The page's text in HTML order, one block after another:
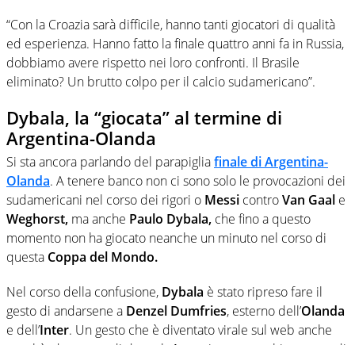
“Con la Croazia sarà difficile, hanno tanti giocatori di qualità
ed esperienza. Hanno fatto la finale quattro anni fa in Russia,
dobbiamo avere rispetto nei loro confronti. Il Brasile
eliminato? Un brutto colpo per il calcio sudamericano”.
Dybala, la “giocata” al termine di
Argentina-Olanda
Si sta ancora parlando del parapigliafinale diArgentina-
Olanda. A tenere banco non ci sono solo le provocazioni dei
sudamericani nel corso dei rigori o Messi controVan Gaal e
Weghorst, ma anche Paulo Dybala, che fino a questo
momento non ha giocato neanche un minuto nel corso di
questa Coppa del Mondo.
Nel corso della confusione, Dybala è stato ripreso fare il
gesto di andarsene a Denzel Dumfries, esterno dell’Olanda
e dell’Inter. Un gesto che è diventato virale sul web anche